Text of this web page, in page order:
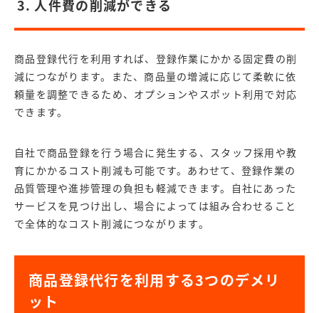
3. 人件費の削減ができる
商品登録代行を利用すれば、登録作業にかかる固定費の削
減につながります。また、商品量の増減に応じて柔軟に依
頼量を調整できるため、オプションやスポット利用で対応
できます。
自社で商品登録を行う場合に発生する、スタッフ採用や教
育にかかるコスト削減も可能です。あわせて、登録作業の
品質管理や進捗管理の負担も軽減できます。自社にあった
サービスを見つけ出し、場合によっては組み合わせること
で全体的なコスト削減につながります。
商品登録代行を利用する3つのデメリ
ット